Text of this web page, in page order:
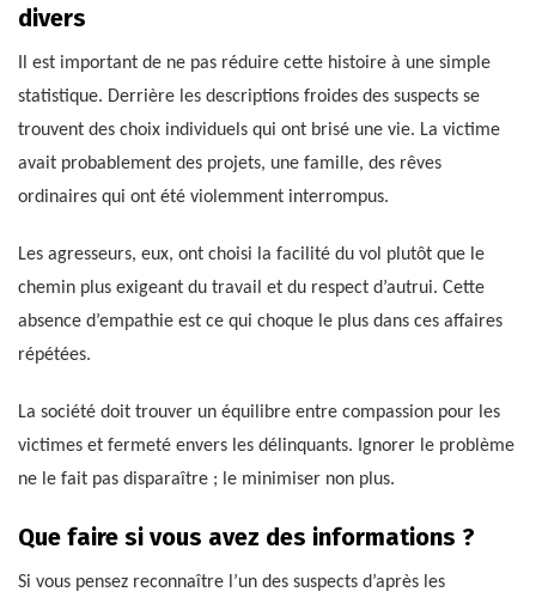
divers
Il est important de ne pas réduire cette histoire à une simple
statistique. Derrière les descriptions froides des suspects se
trouvent des choix individuels qui ont brisé une vie. La victime
avait probablement des projets, une famille, des rêves
ordinaires qui ont été violemment interrompus.
Les agresseurs, eux, ont choisi la facilité du vol plutôt que le
chemin plus exigeant du travail et du respect d’autrui. Cette
absence d’empathie est ce qui choque le plus dans ces affaires
répétées.
La société doit trouver un équilibre entre compassion pour les
victimes et fermeté envers les délinquants. Ignorer le problème
ne le fait pas disparaître ; le minimiser non plus.
Que faire si vous avez des informations ?
Si vous pensez reconnaître l’un des suspects d’après les